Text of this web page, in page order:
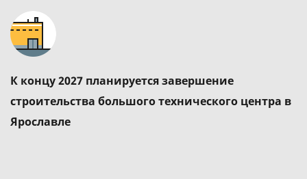
К концу 2027 планируется завершение
строительства большого технического центра в
Ярославле